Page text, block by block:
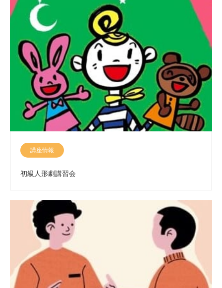
講座情報
初級人形劇講習会